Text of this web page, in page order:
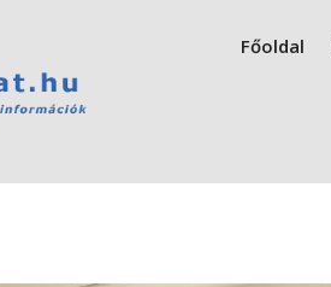
Főoldal